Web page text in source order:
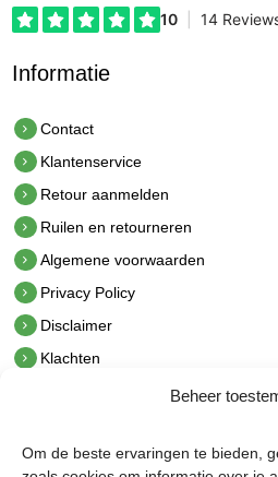
Beheer
Om de beste ervaringen te bieden,
Informatie
Contact
Klantenservice
Retour aanmelden
Ruilen en retourneren
Algemene voorwaarden
Privacy Policy
Disclaimer
Klachten
hetindustriehuis B.V.
De Hoek 1 1601 MR Enkhuizen